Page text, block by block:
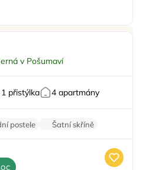
v Pošumaví
přistýlka 4 apartmány
postele
Šatní skříně